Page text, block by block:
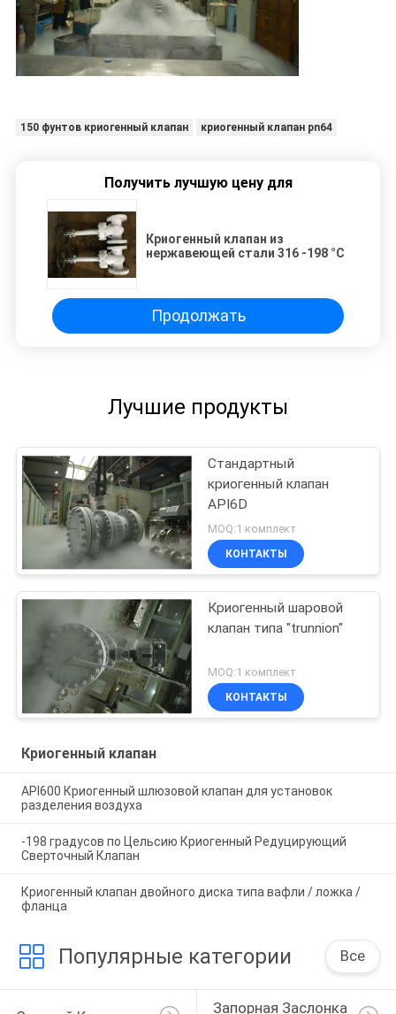
150 фунтов криогенный клапан криогенный клапан pn64
Получить лучшую цену для
Криогенный клапан из
нержавеющей стали 316 -198 °C
Продолжать
Лучшие продукты
Стандартный
криогенный клапан
API6D
MOQ:1 комплект
КОНТАКТЫ
Криогенный шаровой
клапан типа "trunnion"
MOQ:1 комплект
КОНТАКТЫ
Криогенный клапан
API600 Криогенный шлюзовой клапан для установок
разделения воздуха
-198 градусов по Цельсию Криогенный Редуцирующий
Сверточный Клапан
Криогенный клапан двойного диска типа вафли / ложка /
фланца
Популярные категории Все
Запорная Заслонка